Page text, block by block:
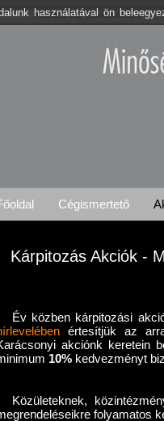
Kárpitos .org Tahitótfalu-Tahi
Cégismertető
Kárpitozás Akciók -
Év közben kárpitozási
értesítjük az
akciónk keretein
10% kedvezményt
Közületeknek,
folyamatos
használatával ön